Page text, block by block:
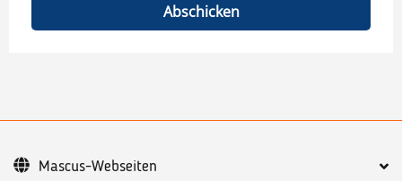
Abschicken
Mascus-Webseiten